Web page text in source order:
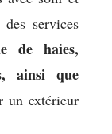
services
de haies,
ainsi que
un extérieur